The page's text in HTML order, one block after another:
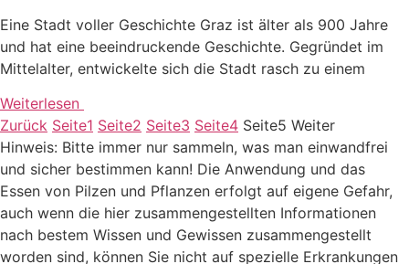
Eine Stadt vol­ler Geschich­te Graz ist älter als 900 Jah­re
und hat eine beein­dru­cken­de Geschich­te. Gegrün­det im
Mit­tel­al­ter, ent­wi­ckel­te sich die Stadt rasch zu einem
Weiterlesen
Zurück Sei­te1 Sei­te2 Sei­te3 Sei­te4 Sei­te5 Wei­ter
Hinweis: Bitte immer nur sammeln, was man einwandfrei
und sicher bestimmen kann! Die Anwendung und das
Essen von Pilzen und Pflanzen erfolgt auf eigene Gefahr,
auch wenn die hier zusammengestellten Informationen
nach bestem Wissen und Gewissen zusammengestellt
worden sind, können Sie nicht auf spezielle Erkrankungen